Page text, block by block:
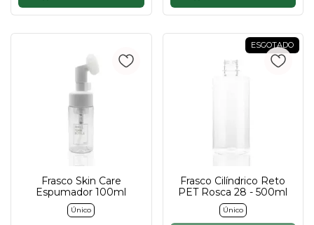
Frasco Skin Care
Espumador 100ml
Único
ESGOTADO
Frasco Cilíndrico Reto
PET Rosca 28 - 500ml
Único